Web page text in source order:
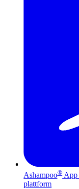
Ashampoo® App
plattform